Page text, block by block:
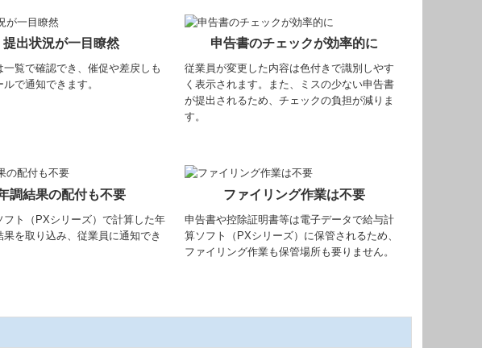
提出状況が一目瞭然
一覧で確認でき、催促や差戻しも
で通知できます。
申告書のチェックが効率的に
従業員が変更した内容は色付きで識別しやす
く表示されます。また、ミスの少ない申告書
が提出されるため、チェックの負担が減りま
す。
調結果の配付も不要
フト（PXシリーズ）で計算した年
果を取り込み、従業員に通知でき
ファイリング作業は不要
申告書や控除証明書等は電子データで給与計
算ソフト（PXシリーズ）に保管されるため、
ファイリング作業も保管場所も要りません。